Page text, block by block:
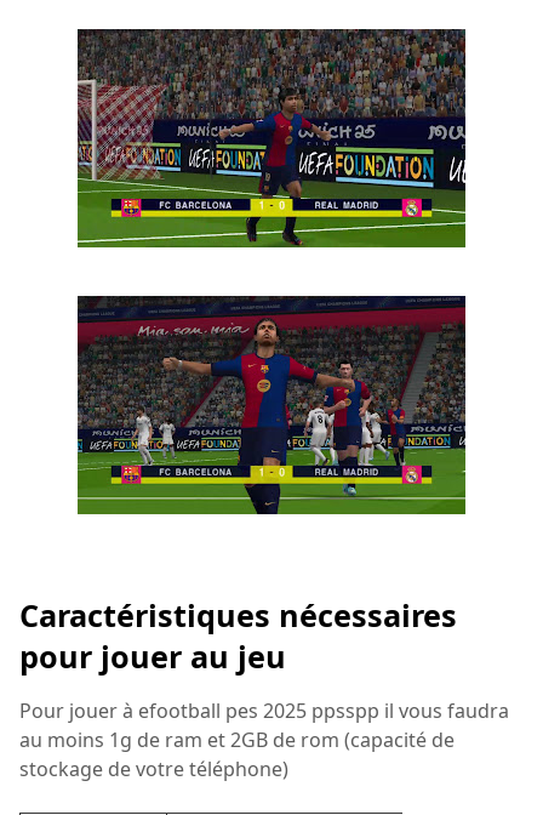
Caractéristiques nécessaires
pour jouer au jeu
Pour jouer à efootball pes 2025 ppsspp il vous faudra
au moins 1g de ram et 2GB de rom (capacité de
stockage de votre téléphone)